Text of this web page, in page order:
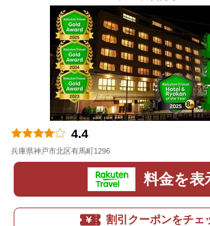
4.4
兵庫県神戸市北区有馬町1296
料金を表
割引クーポンをチェ